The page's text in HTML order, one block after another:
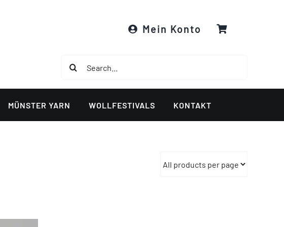
Mein Konto
MÜNSTER YARN WOLLFESTIVALS KONTAKT